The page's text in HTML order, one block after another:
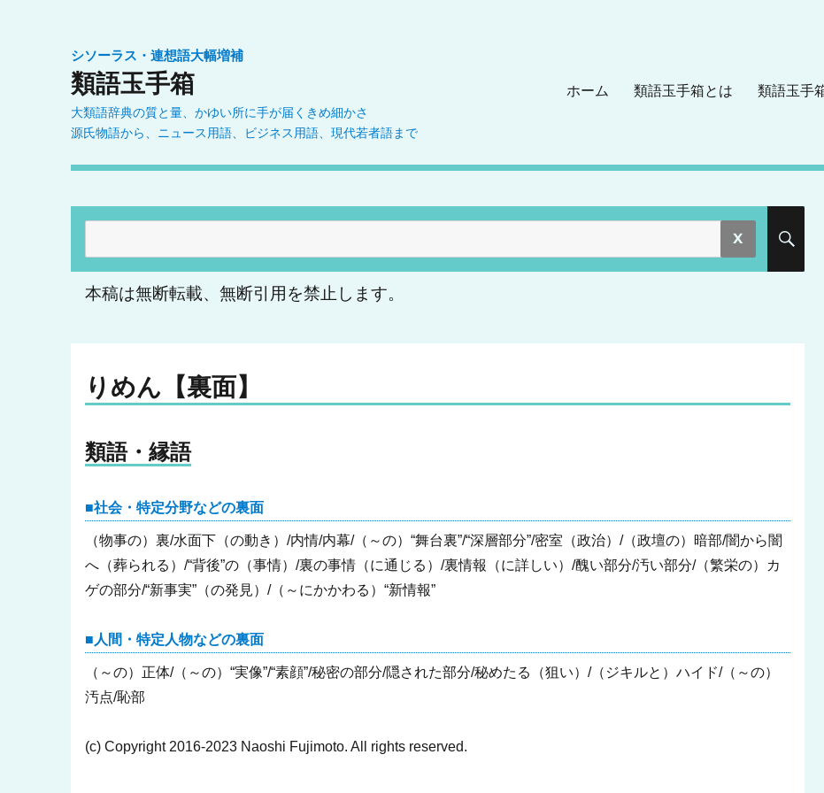
シソーラス・連想語大幅増補
類語玉手箱
大類語辞典の質と量、かゆい所に手が届くきめ細かさ
源氏物語から、ニュース用語、ビジネス用語、現代若者語まで
ホーム 類語玉手箱とは 類語玉手
索:
本稿は無断転載、無断引用を禁止します。
りめん【裏面】
類語・縁語
社会・特定分野などの裏面
（物事の）裏/水面下（の動き）/内情/内幕/（～の）“舞台裏”/“深層部分”/密室（政治）/（政壇の）暗部/闇から闇
へ（葬られる）/“背後”の（事情）/裏の事情（に通じる）/裏情報（に詳しい）/醜い部分/汚い部分/（繁栄の）カ
ゲの部分/“新事実”（の発見）/（～にかかわる）“新情報”
人間・特定人物などの裏面
（～の）正体/（～の）“実像”/“素顔”/秘密の部分/隠された部分/秘めたる（狙い）/（ジキルと）ハイド/（～の）
汚点/恥部
(c) Copyright 2016-2023 Naoshi Fujimoto. All rights reserved.